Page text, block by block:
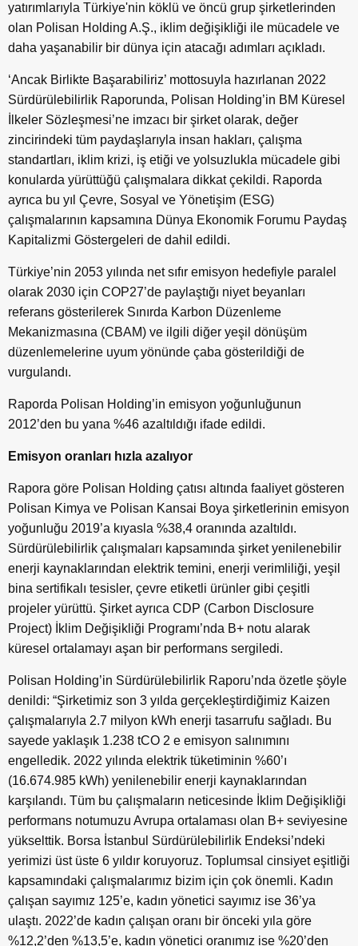
yatırımlarıyla Türkiye'nin köklü ve öncü grup şirketlerinden
olan Polisan Holding A.Ş., iklim değişikliği ile mücadele ve
daha yaşanabilir bir dünya için atacağı adımları açıkladı.
‘Ancak Birlikte Başarabiliriz’ mottosuyla hazırlanan 2022
Sürdürülebilirlik Raporunda, Polisan Holding’in BM Küresel
İlkeler Sözleşmesi’ne imzacı bir şirket olarak, değer
zincirindeki tüm paydaşlarıyla insan hakları, çalışma
standartları, iklim krizi, iş etiği ve yolsuzlukla mücadele gibi
konularda yürüttüğü çalışmalara dikkat çekildi. Raporda
ayrıca bu yıl Çevre, Sosyal ve Yönetişim (ESG)
çalışmalarının kapsamına Dünya Ekonomik Forumu Paydaş
Kapitalizmi Göstergeleri de dahil edildi.
Türkiye’nin 2053 yılında net sıfır emisyon hedefiyle paralel
olarak 2030 için COP27’de paylaştığı niyet beyanları
referans gösterilerek Sınırda Karbon Düzenleme
Mekanizmasına (CBAM) ve ilgili diğer yeşil dönüşüm
düzenlemelerine uyum yönünde çaba gösterildiği de
vurgulandı.
Raporda Polisan Holding’in emisyon yoğunluğunun
2012’den bu yana %46 azaltıldığı ifade edildi.
Emisyon oranları hızla azalıyor
Rapora göre Polisan Holding çatısı altında faaliyet gösteren
Polisan Kimya ve Polisan Kansai Boya şirketlerinin emisyon
yoğunluğu 2019’a kıyasla %38,4 oranında azaltıldı.
Sürdürülebilirlik çalışmaları kapsamında şirket yenilenebilir
enerji kaynaklarından elektrik temini, enerji verimliliği, yeşil
bina sertifikalı tesisler, çevre etiketli ürünler gibi çeşitli
projeler yürüttü. Şirket ayrıca CDP (Carbon Disclosure
Project) İklim Değişikliği Programı’nda B+ notu alarak
küresel ortalamayı aşan bir performans sergiledi.
Polisan Holding’in Sürdürülebilirlik Raporu’nda özetle şöyle
denildi: “Şirketimiz son 3 yılda gerçekleştirdiğimiz Kaizen
çalışmalarıyla 2.7 milyon kWh enerji tasarrufu sağladı. Bu
sayede yaklaşık 1.238 tCO 2 e emisyon salınımını
engelledik. 2022 yılında elektrik tüketiminin %60’ı
(16.674.985 kWh) yenilenebilir enerji kaynaklarından
karşılandı. Tüm bu çalışmaların neticesinde İklim Değişikliği
performans notumuzu Avrupa ortalaması olan B+ seviyesine
yükselttik. Borsa İstanbul Sürdürülebilirlik Endeksi’ndeki
yerimizi üst üste 6 yıldır koruyoruz. Toplumsal cinsiyet eşitliği
kapsamındaki çalışmalarımız bizim için çok önemli. Kadın
çalışan sayımız 125’e, kadın yönetici sayımız ise 36’ya
ulaştı. 2022’de kadın çalışan oranı bir önceki yıla göre
%12,2’den %13,5’e, kadın yönetici oranımız ise %20’den